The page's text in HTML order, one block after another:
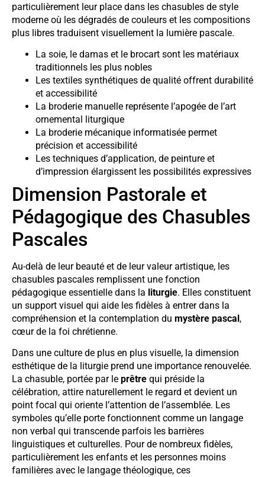
particulièrement leur place dans les chasubles de style
moderne où les dégradés de couleurs et les compositions
plus libres traduisent visuellement la lumière pascale.
La soie, le damas et le brocart sont les matériaux
traditionnels les plus nobles
Les textiles synthétiques de qualité offrent durabilité
et accessibilité
La broderie manuelle représente l’apogée de l’art
ornemental liturgique
La broderie mécanique informatisée permet
précision et accessibilité
Les techniques d’application, de peinture et
d’impression élargissent les possibilités expressives
Dimension Pastorale et
Pédagogique des Chasubles
Pascales
Au-delà de leur beauté et de leur valeur artistique, les
chasubles pascales remplissent une fonction
pédagogique essentielle dans la liturgie. Elles constituent
un support visuel qui aide les fidèles à entrer dans la
compréhension et la contemplation du mystère pascal,
cœur de la foi chrétienne.
Dans une culture de plus en plus visuelle, la dimension
esthétique de la liturgie prend une importance renouvelée.
La chasuble, portée par le prêtre qui préside la
célébration, attire naturellement le regard et devient un
point focal qui oriente l’attention de l’assemblée. Les
symboles qu’elle porte fonctionnent comme un langage
non verbal qui transcende parfois les barrières
linguistiques et culturelles. Pour de nombreux fidèles,
particulièrement les enfants et les personnes moins
familières avec le langage théologique, ces